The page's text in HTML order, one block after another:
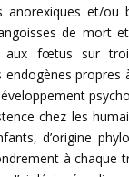
anorexiques et/ou
de mort
aux fœtus sur
endogènes
chez les
d’origine
à chaque